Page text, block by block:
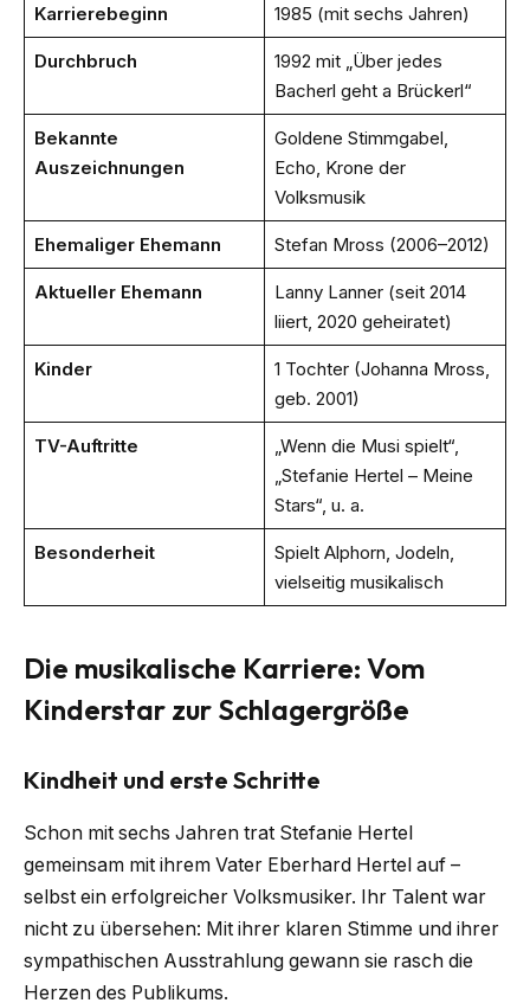
Karrierebeginn 1985 (mit sechs Jahren)
Durchbruch
1992 mit „Über jedes
Bacherl geht a Brückerl“
Bekannte
Auszeichnungen
Goldene Stimmgabel,
Echo, Krone der
Volksmusik
Ehemaliger Ehemann Stefan Mross (2006–2012)
Aktueller Ehemann
Lanny Lanner (seit 2014
liiert, 2020 geheiratet)
Kinder
1 Tochter (Johanna Mross,
geb. 2001)
TV-Auftritte
„Wenn die Musi spielt“,
„Stefanie Hertel – Meine
Stars“, u. a.
Besonderheit
Spielt Alphorn, Jodeln,
vielseitig musikalisch
Die musikalische Karriere: Vom
Kinderstar zur Schlagergröße
Kindheit und erste Schritte
Schon mit sechs Jahren trat Stefanie Hertel
gemeinsam mit ihrem Vater Eberhard Hertel auf –
selbst ein erfolgreicher Volksmusiker. Ihr Talent war
nicht zu übersehen: Mit ihrer klaren Stimme und ihrer
sympathischen Ausstrahlung gewann sie rasch die
Herzen des Publikums.